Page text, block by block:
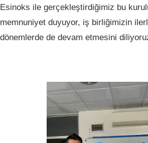
Esinoks ile gerçekleştirdiğimiz bu
memnuniyet duyuyor, iş birliğimizin
dönemlerde de devam etmesini